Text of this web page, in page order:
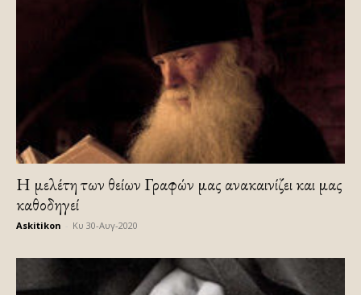
Η μελέτη των θείων Γραφών μας ανακαινίζει και μας
καθοδηγεί
Askitikon Κυ 30-Αυγ-2020